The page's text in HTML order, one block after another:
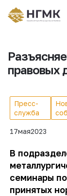
правовых
Пресс-
служба
17мая2023
В
семинары
принятых